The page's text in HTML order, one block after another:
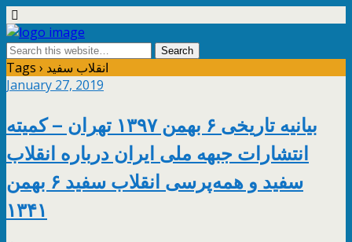
Tags › انقلاب سفید
January 27, 2019
بیانیه تاریخی ۶ بهمن ۱۳۹۷ تهران – کمیته
انتشارات جبهه ملی ایران درباره انقلاب
سفید و همه‌پرسی انقلاب سفید ۶ بهمن
۱۳۴۱